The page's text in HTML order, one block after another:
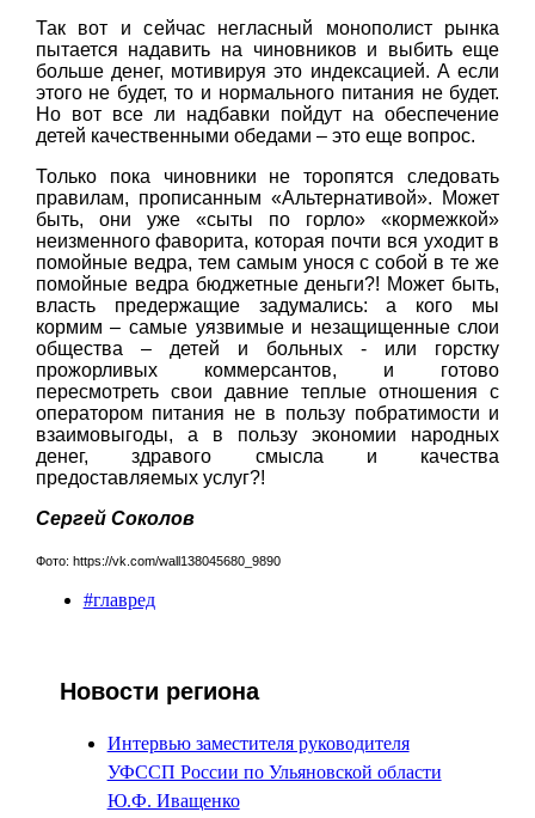
Так вот и сейчас негласный монополист рынка
пытается надавить на чиновников и выбить еще
больше денег, мотивируя это индексацией. А если
этого не будет, то и нормального питания не будет.
Но вот все ли надбавки пойдут на обеспечение
детей качественными обедами – это еще вопрос.
Только пока чиновники не торопятся следовать
правилам, прописанным «Альтернативой». Может
быть, они уже «сыты по горло» «кормежкой»
неизменного фаворита, которая почти вся уходит в
помойные ведра, тем самым унося с собой в те же
помойные ведра бюджетные деньги?! Может быть,
власть предержащие задумались: а кого мы
кормим – самые уязвимые и незащищенные слои
общества – детей и больных - или горстку
прожорливых коммерсантов, и готово
пересмотреть свои давние теплые отношения с
оператором питания не в пользу побратимости и
взаимовыгоды, а в пользу экономии народных
денег, здравого смысла и качества
предоставляемых услуг?!
Сергей Соколов
Фото: https://vk.com/wall138045680_9890
#главред
Новости региона
Интервью заместителя руководителя
УФССП России по Ульяновской области
Ю.Ф. Иващенко